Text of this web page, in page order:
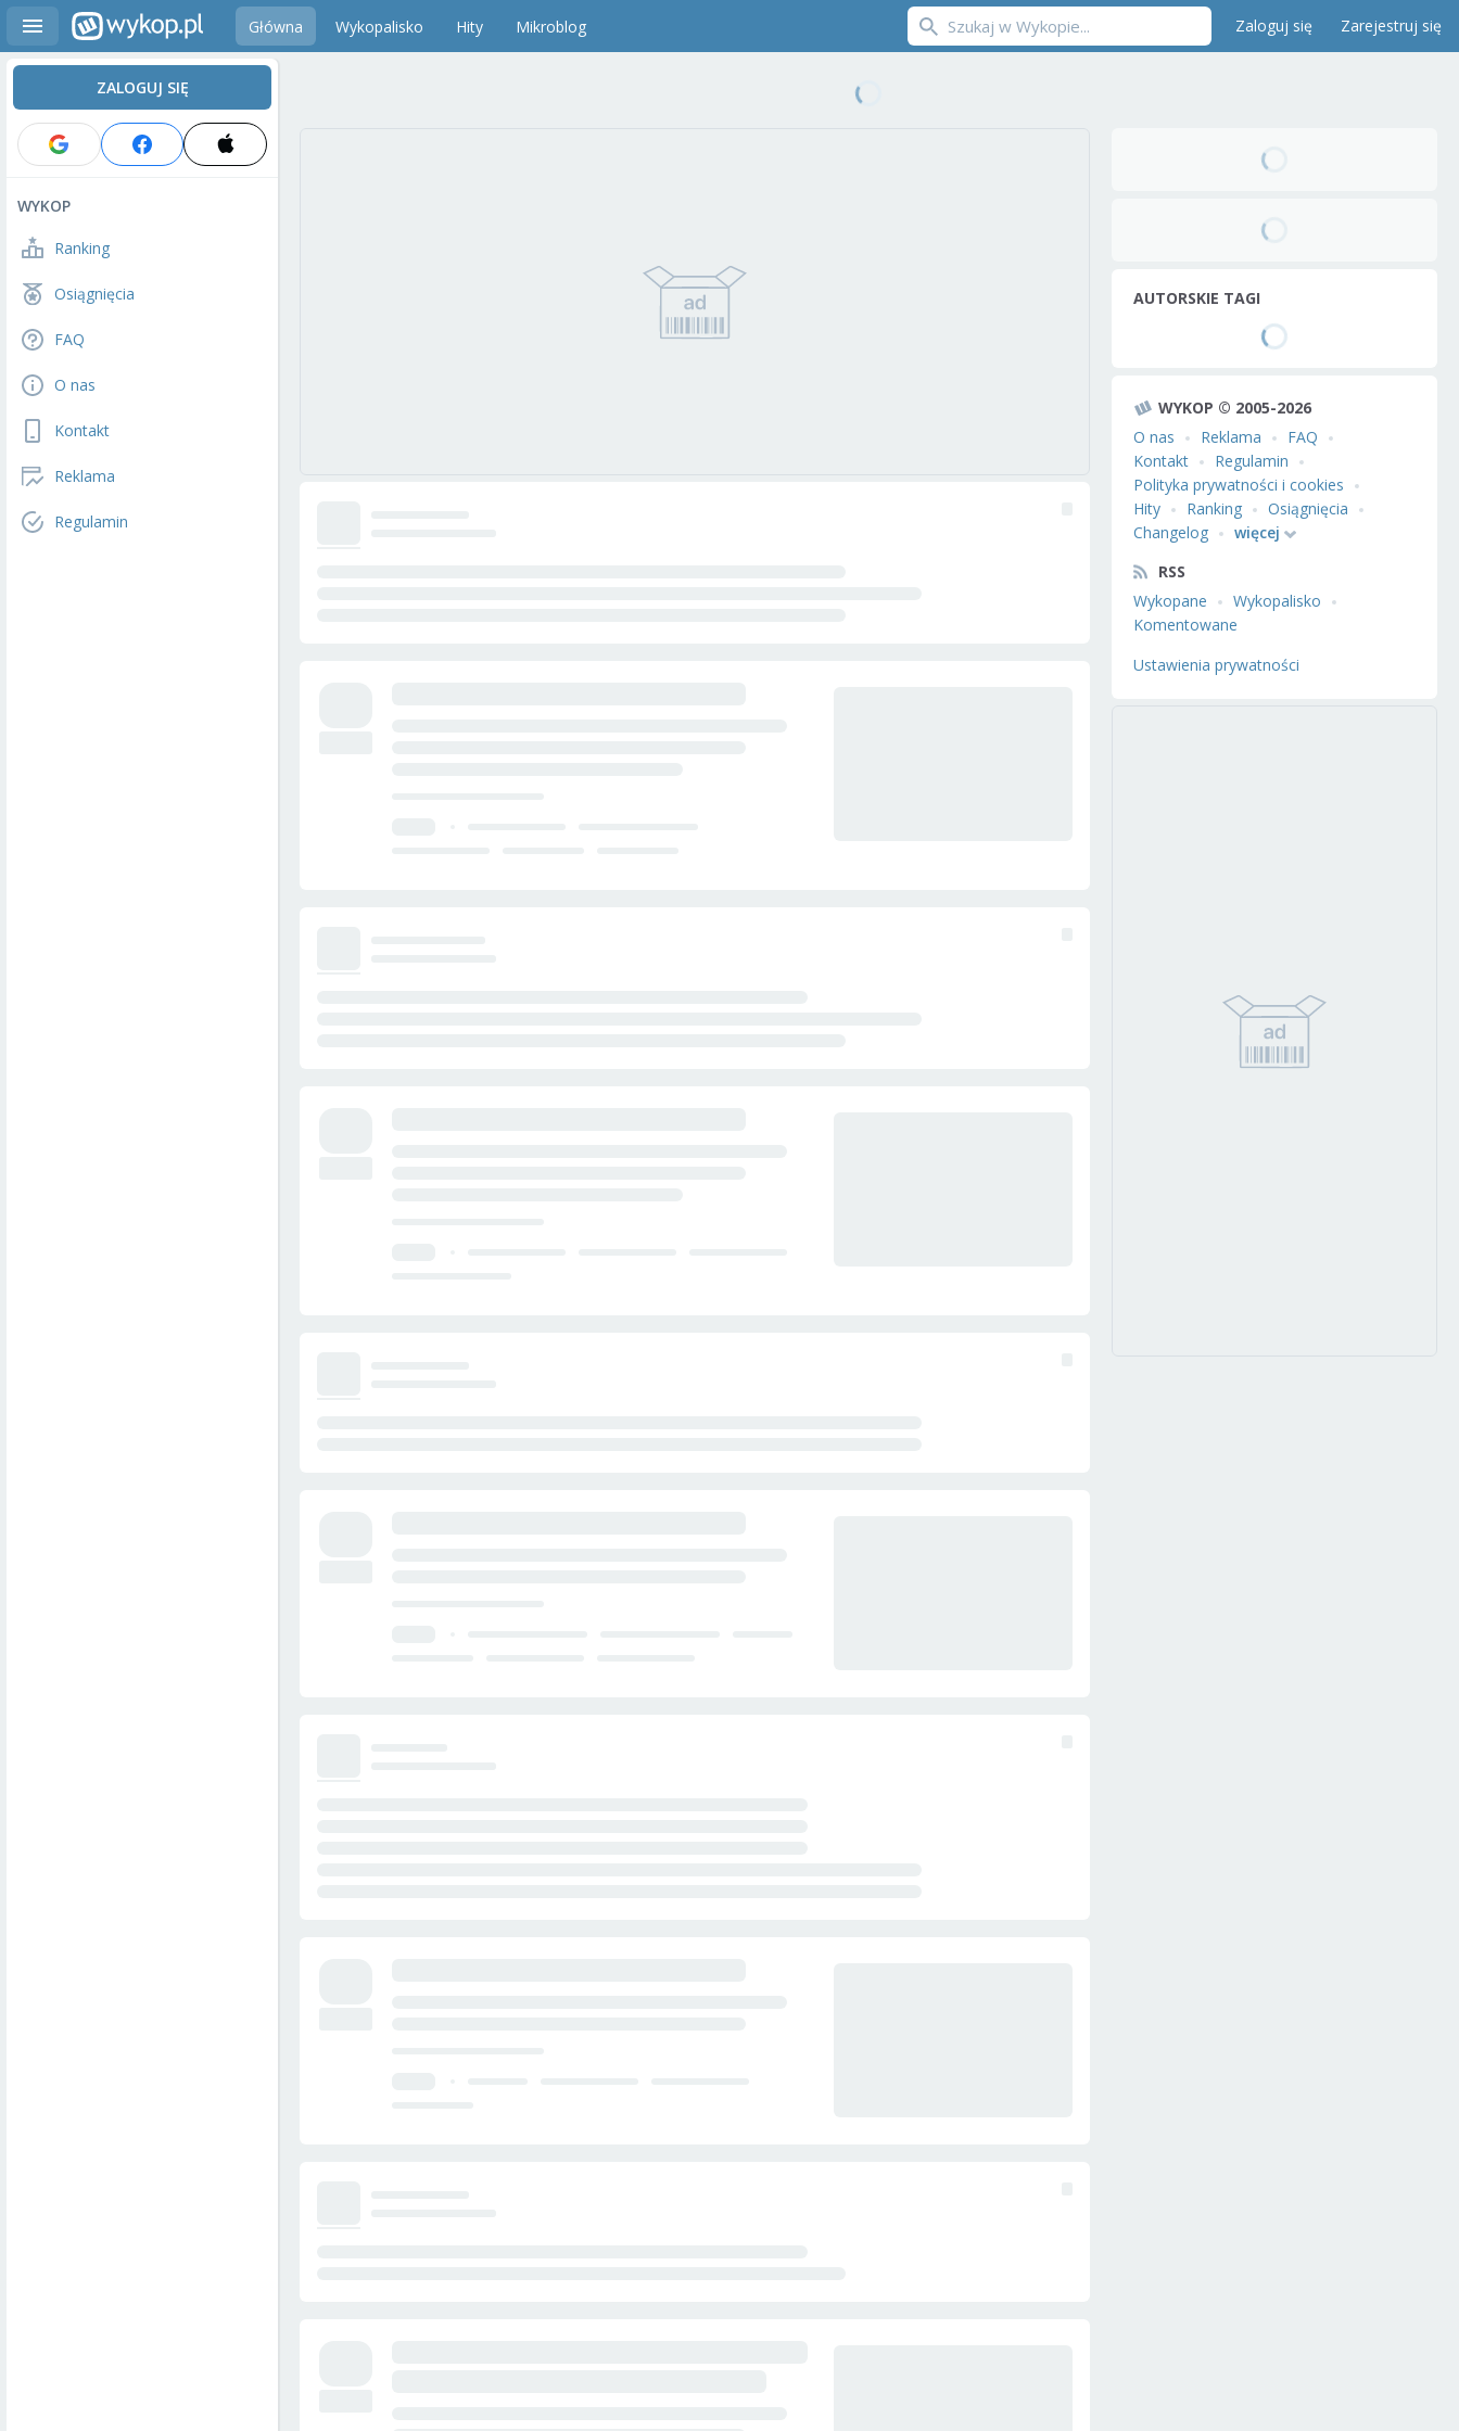
Główna Wykopalisko Hity Mikroblog Zaloguj się Zarejestruj się
ZALOGUJ SIĘ
WYKOP
Ranking
Osiągnięcia
FAQ
O nas
Kontakt
Reklama
Regulamin
AUTORSKIE TAGI
WYKOP © 2005-2026
O nas
Reklama
FAQ
Kontakt
Regulamin
Polityka prywatności i cookies
Hity
Ranking
Osiągnięcia
Changelog
więcej
RSS
Wykopane
Wykopalisko
Komentowane
Ustawienia prywatności